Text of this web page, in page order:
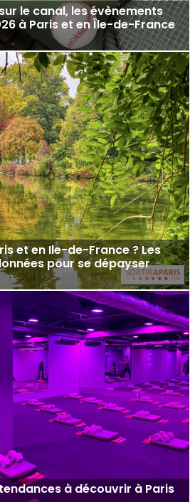
le canal, les évènements
à Paris et en Île-de-France
et en Ile-de-France ? Les
pour se dépayser
à découvrir à Paris